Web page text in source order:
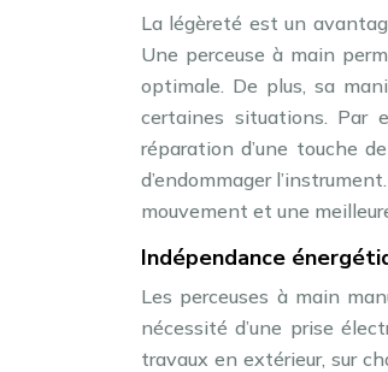
La légèreté est un
Une perceuse à main
optimale. De plus, sa
certaines situations. Par
réparation d’une touche
d’endommager
mouvement et une
Indépendance
Les perceuses à main
nécessité d’une prise
travaux en extérieur, sur